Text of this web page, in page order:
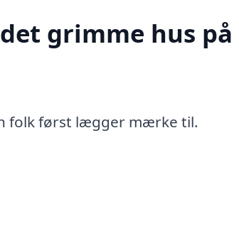
grimme hus på
folk først lægger mærke til.